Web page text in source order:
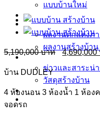
แบบบ้านใหม่
ข้อมูล ตกแต่งภายใน บิ้
ผลงาน
ผลงานตกแต่งภ
ผลงานสร้างบ้าน
ข่าวและสาระน่ารู้
ข่าวและสาระน่
วัสดุสร้างบ้าน
รู้จัก Homespace178
5,190,000
Original
price
was:
5,190,000฿.
4,690,000
บ้าน DUDLEY
4 ห้องนอน 3 ห้องน้ำ 1 ห้อง
จอดรถ